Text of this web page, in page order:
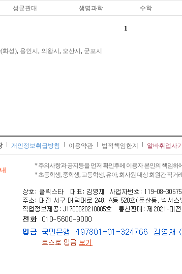
성균관대 생명과학 수학
1
화성), 용인시 , 의왕시 , 오산시 , 군포시
개인정보취급방침 이용약관 법적책임한계 알바취업사
* 주의사항과 공지등을 먼저 확인후에 이용자 본인의 책임하
* 초등학생, 중학생, 고등학생, 유아, 회사원 대상 회원간 직거